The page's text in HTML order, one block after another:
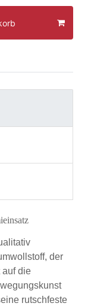
der
auf die
rutschfeste